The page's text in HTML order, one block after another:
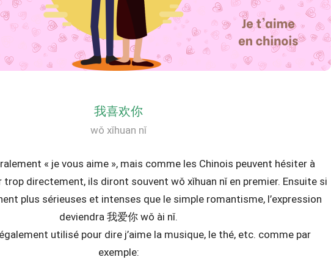
我喜欢你
wǒ xǐhuan nǐ
« je vous aime », mais comme les Chinois peuvent hésiter à
trop directement, ils diront souvent wǒ xǐhuan nǐ en premier. Ensuite si
plus sérieuses et intenses que le simple romantisme, l’expression
deviendra 我爱你 wǒ ài nǐ.
utilisé pour dire j’aime la musique, le thé, etc. comme par
exemple: